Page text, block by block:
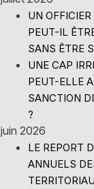
UN
PEUT-IL
SANS ÊTRE
UNE CAP
PEUT-ELLE
SANCTION
?
juin 2026
LE REPORT
ANNUELS